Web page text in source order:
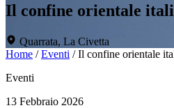
Il confine orientale
Quarrata, La Civetta
Home /Eventi /Il confine orientale
Eventi
13 Febbraio 2026